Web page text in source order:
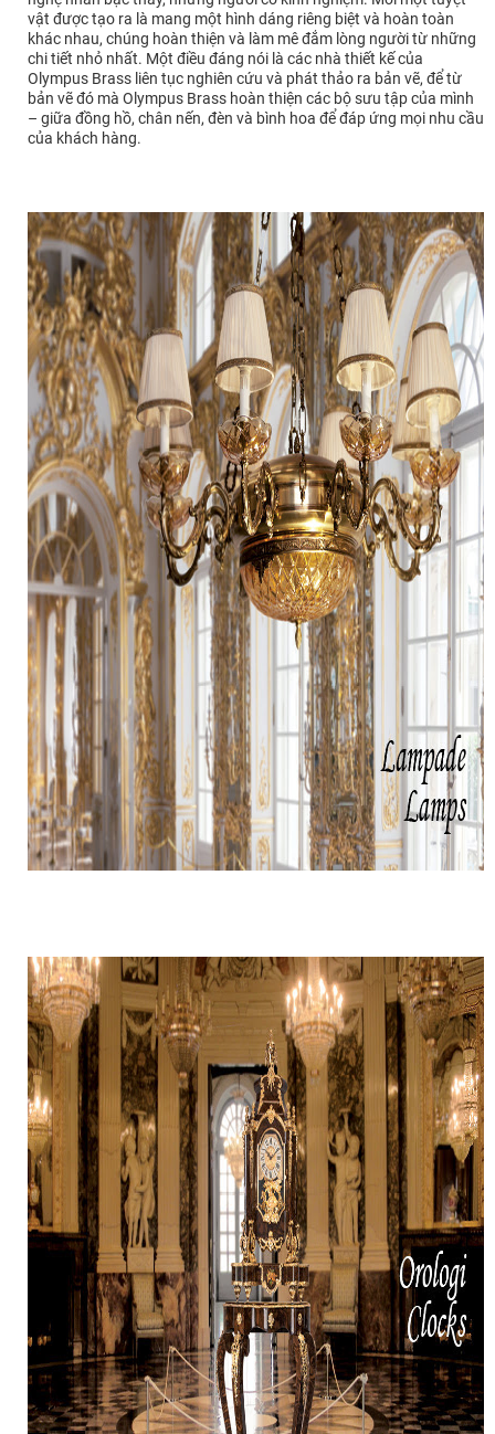
vật được tạo ra là mang một hình dáng riêng biệt và hoàn toàn
khác nhau, chúng hoàn thiện và làm mê đắm lòng người từ những
chi tiết nhỏ nhất. Một điều đáng nói là các nhà thiết kế của
Olympus Brass liên tục nghiên cứu và phát thảo ra bản vẽ, để từ
bản vẽ đó mà Olympus Brass hoàn thiện các bộ sưu tập của mình
– giữa đồng hồ, chân nến, đèn và bình hoa để đáp ứng mọi nhu cầu
của khách hàng.